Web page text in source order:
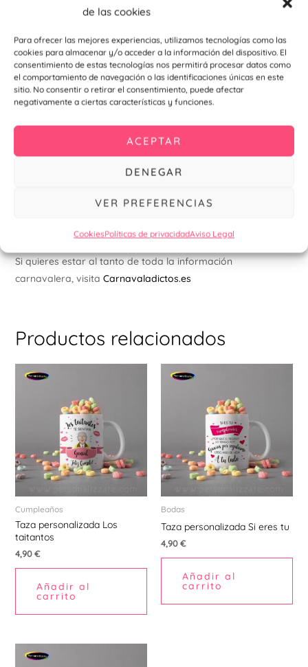
de las cookies
Para ofrecer las mejores experiencias, utilizamos tecnologías como las
cookies para almacenar y/o acceder a la información del dispositivo. El
consentimiento de estas tecnologías nos permitirá procesar datos como
el comportamiento de navegación o las identificaciones únicas en este
sitio. No consentir o retirar el consentimiento, puede afectar
negativamente a ciertas características y funciones.
ACEPTAR
DENEGAR
VER PREFERENCIAS
CookiesPolíticas de privacidadAviso Legal
rápidos y seguros, que garantizan la entrega de tu
pedido en un plazo de 48h una vez se ha completado
su fabricación.
¿Puedo realizar un pedido al por mayor?
grandes. Contacta con nuestro equipo de ventas
¿Cómo puedo realizar un pedido?
y promociones.@personalizzate.es
Si quieres estar al tanto de toda la información
carnavalera, visita Carnavaladictos.es
Productos relacionados
Cumpleaños
Taza personalizada Los
taitantos
4,90€
Añadir al
carrito
Bodas
Taza personalizada Si eres tu
4,90€
Añadir al
carrito